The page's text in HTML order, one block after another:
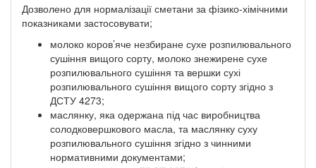
Дозволено для нормалізації сметани за фізико-хімічними
показниками застосовувати;
молоко коров’яче незбиране сухе розпилювального
сушіння вищого сорту, молоко знежирене сухе
розпилювального сушіння та вершки сухі
розпилювального сушіння вищого сорту згідно з
ДСТУ 4273;
маслянку, яка одержана під час виробництва
солодковершкового масла, та маслянку суху
розпилювального сушіння згідно з чинними
нормативними документами;